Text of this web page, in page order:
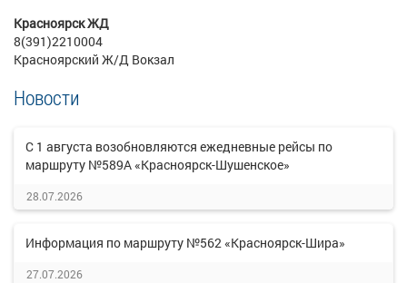
Красноярск ЖД
8(391)2210004
Красноярский Ж/Д Вокзал
Новости
С 1 августа возобновляются ежедневные рейсы по
маршруту №589А «Красноярск-Шушенское»
28.07.2026
Информация по маршруту №562 «Красноярск-Шира»
27.07.2026